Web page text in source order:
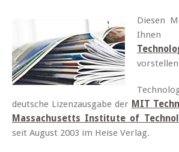
Diesen
Ihnen
deutsche Lizenzausgabe der MIT
Massachusetts Institute of
seit August 2003 im Heise Verlag.